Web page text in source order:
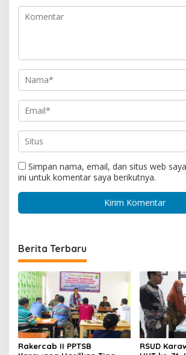
Simpan nama, email, dan situs web
ini untuk komentar saya berikutnya.
Berita Terbaru
Rakercab II PPTSB
RSUD